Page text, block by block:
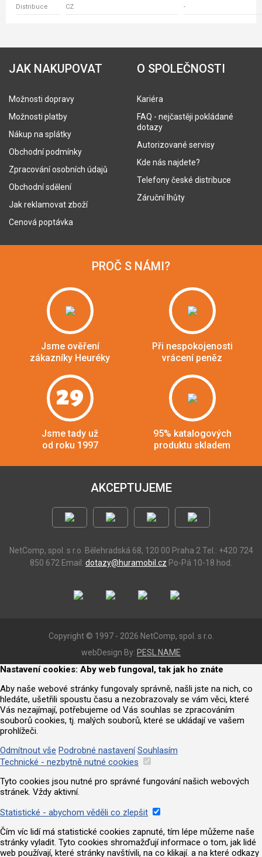
Distribuce CZ -
JAK NAKUPOVAT
Možnosti dopravy
Možnosti platby
Nákup na splátky
Obchodní podmínky
Zpracování osobních údajů
Obchodní sdělení
Jak reklamovat zboží
Cenová poptávka
O SPOLEČNOSTI
Kariéra
FAQ - nejčastěji pokládané
dotazy
Autorizované servisy
Kde nás najdete?
Telefony české distribuce
Záruční lhůty
PROČ S NÁMI?
Jsme ověření
zákazníky Heuréky
Při nespokojenosti
vrácení peněz
29
Jsme tady už
od roku 1997
95% katalogových
produktu skladem
AKCEPTUJEME
NetComp, spol. s r.o. Bělehradská 68, 120 00 Praha 2 Tel.: +420 724
850 672 Email: dotazy@huramobil.cz Po-Pá 10-18 hod.
Copyright © 1997 - 2026 NetComp, spol. s r.o.
webDesign By: PESL.NAME
Nastavení cookies: Aby web fungoval, tak jak ho znáte
Aby naše webové stránky fungovaly správně, našli jste na nich, co
hledáte, ušetřili spoustu času a nezobrazovaly se vám věci, které
Vás nezajímají, potřebujeme od Vás souhlas se zpracováním
souborů cookies, tj. malých souborů, které se ukládají ve vašem
prohlížeči.
Odmítnout vše Podrobné nastavení Souhlasím
Technické - nezbytně nutné cookies
Tyto cookies jsou nutné pro správné fungování našich webových
stránek. Vždy aktivní.
Statistické - abychom věděli co zlepšit
Čím víc lidí má statistické cookies zapnuté, tím lépe můžeme naše
stránky vyladit. Tyto cookies shromažďují informace o tom, jak lidé
web používají, které stránky navštívili, na co klikají. a na které odkazy